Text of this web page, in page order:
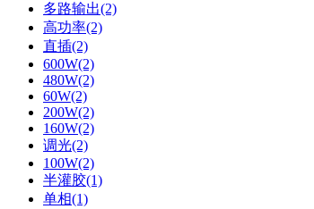
多路输出(2)
高功率(2)
直插(2)
600W(2)
480W(2)
60W(2)
200W(2)
160W(2)
调光(2)
100W(2)
半灌胶(1)
单相(1)